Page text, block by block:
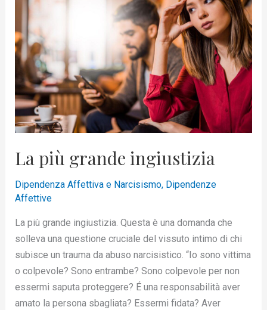
La più grande ingiustizia
Dipendenza Affettiva e Narcisismo, Dipendenze
Affettive
La più grande ingiustizia. Questa è una domanda che
solleva una questione cruciale del vissuto intimo di chi
subisce un trauma da abuso narcisistico. “Io sono vittima
o colpevole? Sono entrambe? Sono colpevole per non
essermi saputa proteggere? É una responsabilità aver
amato la persona sbagliata? Essermi fidata? Aver
ingiustizia